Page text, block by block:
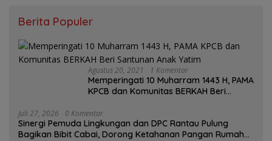
Berita Populer
Agustus 20, 2021 1 Komentar
Memperingati 10 Muharram 1443 H, PAMA
KPCB dan Komunitas BERKAH Beri
Juli 27, 2026 0 Komentar
Sinergi Pemuda Lingkungan dan DPC Rantau Pulung
Bagikan Bibit Cabai, Dorong Ketahanan Pangan Rumah